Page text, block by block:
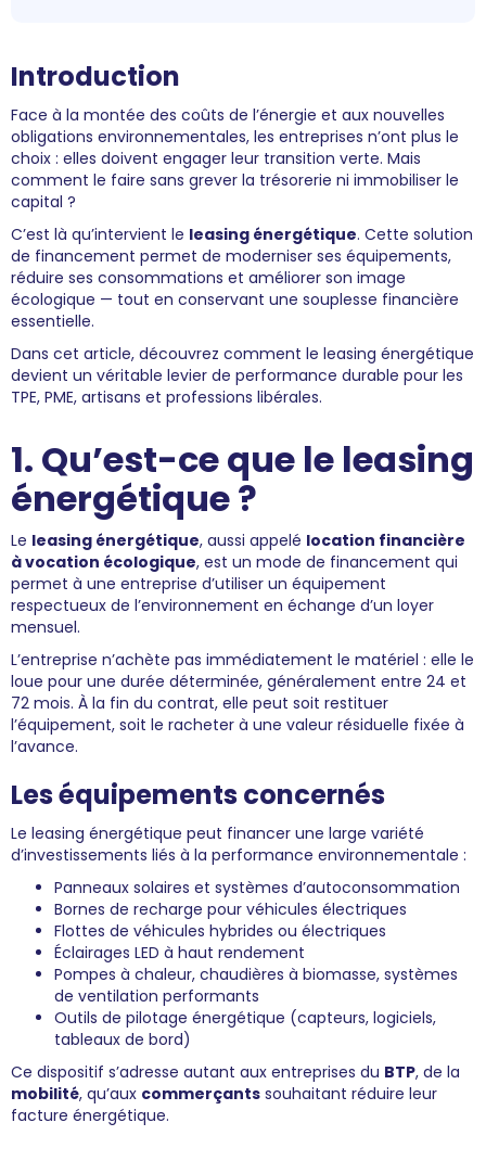
Introduction
Face à la montée des coûts de l’énergie et aux nouvelles
obligations environnementales, les entreprises n’ont plus le
choix : elles doivent engager leur transition verte. Mais
comment le faire sans grever la trésorerie ni immobiliser le
capital ?
C’est là qu’intervient le leasing énergétique. Cette solution
de financement permet de moderniser ses équipements,
réduire ses consommations et améliorer son image
écologique — tout en conservant une souplesse financière
essentielle.
Dans cet article, découvrez comment le leasing énergétique
devient un véritable levier de performance durable pour les
TPE, PME, artisans et professions libérales.
1. Qu’est-ce que le leasing
énergétique ?
Le leasing énergétique, aussi appelé location financière
à vocation écologique, est un mode de financement qui
permet à une entreprise d’utiliser un équipement
respectueux de l’environnement en échange d’un loyer
mensuel.
L’entreprise n’achète pas immédiatement le matériel : elle le
loue pour une durée déterminée, généralement entre 24 et
72 mois. À la fin du contrat, elle peut soit restituer
l’équipement, soit le racheter à une valeur résiduelle fixée à
l’avance.
Les équipements concernés
Le leasing énergétique peut financer une large variété
d’investissements liés à la performance environnementale :
Panneaux solaires et systèmes d’autoconsommation
Bornes de recharge pour véhicules électriques
Flottes de véhicules hybrides ou électriques
Éclairages LED à haut rendement
Pompes à chaleur, chaudières à biomasse, systèmes
de ventilation performants
Outils de pilotage énergétique (capteurs, logiciels,
tableaux de bord)
Ce dispositif s’adresse autant aux entreprises du BTP, de la
mobilité, qu’aux commerçants souhaitant réduire leur
facture énergétique.